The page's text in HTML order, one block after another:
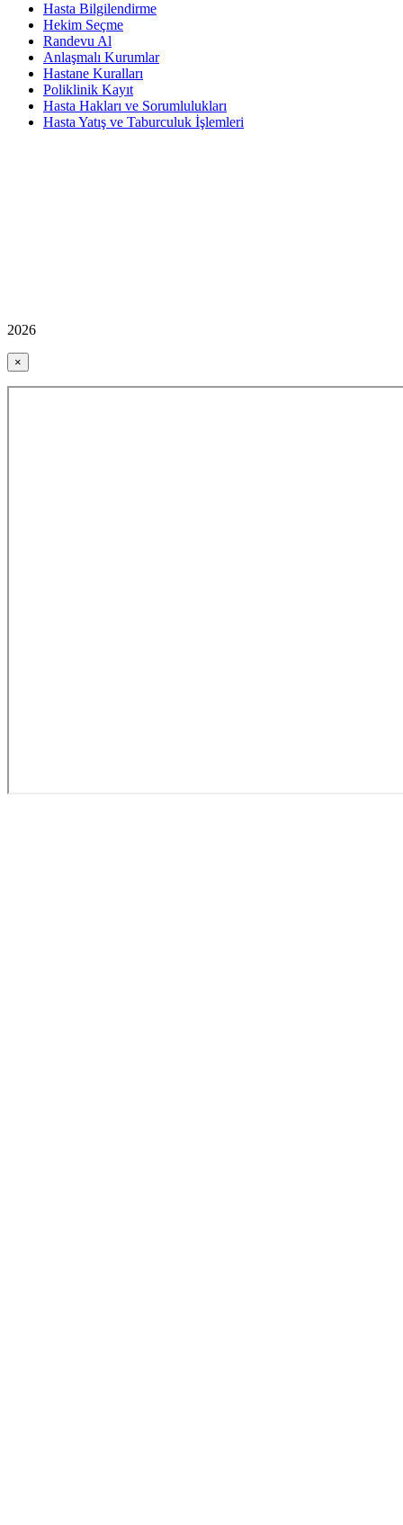
Hasta Bilgilendirme
Hekim Seçme
Randevu Al
Anlaşmalı Kurumlar
Hastane Kuralları
Poliklinik Kayıt
Hasta Hakları ve Sorumlulukları
Hasta Yatış ve Taburculuk İşlemleri
2026
×